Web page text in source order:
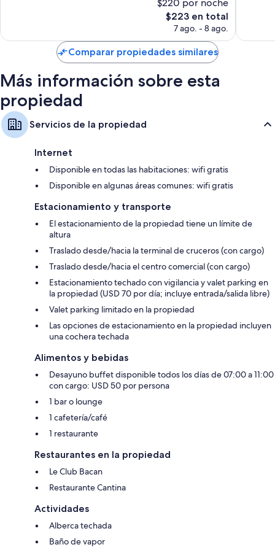
Focos LED y artículos de limpieza ecológicos
Baños con regaderas tipo lluvia y amenidades de baño ecológicas
Smart TVs de 42 pulgadas con Netflix, servicios de streaming y
canales por cable
$220 por noche
El
precio
es
$223 en total
7 ago. - 8 ago.
Comparar propiedades similares
Más información sobre esta
propiedad
Servicios de la propiedad
Internet
Disponible en todas las habitaciones: wifi gratis
Disponible en algunas áreas comunes: wifi gratis
Estacionamiento y transporte
El estacionamiento de la propiedad tiene un límite de
altura
Traslado desde/hacia la terminal de cruceros (con cargo)
Traslado desde/hacia el centro comercial (con cargo)
Estacionamiento techado con vigilancia y valet parking en
la propiedad (USD 70 por día; incluye entrada/salida libre)
Valet parking limitado en la propiedad
Las opciones de estacionamiento en la propiedad incluyen
una cochera techada
Alimentos y bebidas
Desayuno buffet disponible todos los días de 07:00 a 11:00
con cargo: USD 50 por persona
1 bar o lounge
1 cafetería/café
1 restaurante
Restaurantes en la propiedad
Le Club Bacan
Restaurante Cantina
Actividades
Alberca techada
Baño de vapor